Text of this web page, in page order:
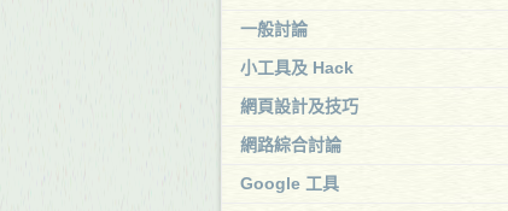
一般討論
小工具及 Hack
網頁設計及技巧
網路綜合討論
Google 工具